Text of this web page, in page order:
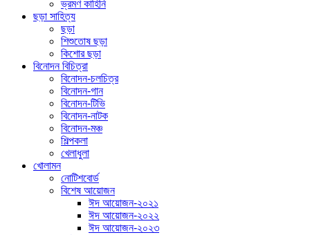
ভ্রমণ কাহিনি
ছড়া সাহিত্য
ছড়া
শিশুতোষ ছড়া
কিশোর ছড়া
বিনোদন বিচিত্রা
বিনোদন-চলচিত্র
বিনোদন-গান
বিনোদন-টিভি
বিনোদন-নাটক
বিনোদন-মঞ্চ
শিল্পকলা
খেলাধুলা
খোলামন
নোটিশবোর্ড
বিশেষ আয়োজন
ঈদ আয়োজন-২০২১
ঈদ আয়োজন-২০২২
ঈদ আয়োজন-২০২৩